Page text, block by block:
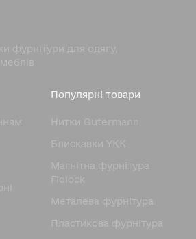
фурнітури для одягу,
Популярні товари
Нитки Gutermann
Блискавки YKK
Магнітна фурнітура
Fidlock
Металева фурнітура
Пластикова фурнітура